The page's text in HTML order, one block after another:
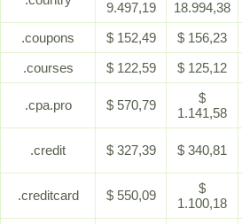
9.497,19
18.994,38
.coupons
$ 152,49 $ 156,23
.courses
$ 122,59 $ 125,12
.cpa.pro $ 570,79
$
1.141,58
.credit $ 327,39 $ 340,81
.creditcard $ 550,09
$
1.100,18